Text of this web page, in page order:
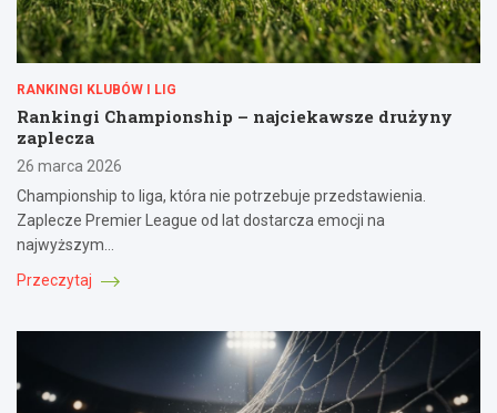
RANKINGI KLUBÓW I LIG
Rankingi Championship – najciekawsze drużyny
zaplecza
26 marca 2026
Championship to liga, która nie potrzebuje przedstawienia.
Zaplecze Premier League od lat dostarcza emocji na
najwyższym…
Przeczytaj